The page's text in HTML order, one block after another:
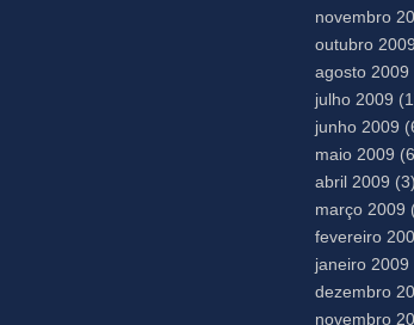
novembro
outubro 2009
agosto 2009
julho 2009
junho 2009
maio 2009
abril 2009 (3)
março 2009
fevereiro
janeiro 2009
dezembro
novembro